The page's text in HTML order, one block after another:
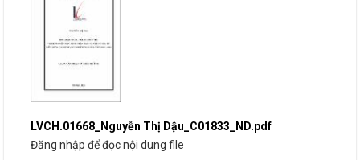
LVCH.01668_Nguyễn Thị Dậu_C01833_ND.pdf
Đăng nhập để đọc nội dung file